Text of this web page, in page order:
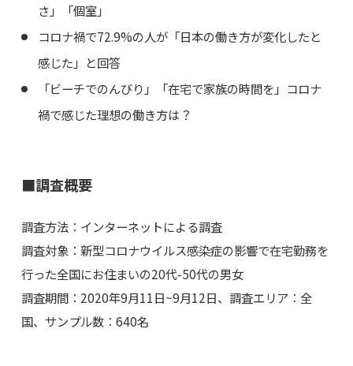
さ」「個室」
コロナ禍で72.9%の人が「日本の働き方が変化したと
感じた」と回答
「ビーチでのんびり」「在宅で家族の時間を」コロナ
禍で感じた理想の働き方は？
■調査概要
調査方法：インターネットによる調査
調査対象：新型コロナウイルス感染症の影響で在宅勤務を
行った全国にお住まいの20代-50代の男女
調査期間：2020年9月11日~9月12日、調査エリア：全
国、サンプル数：640名